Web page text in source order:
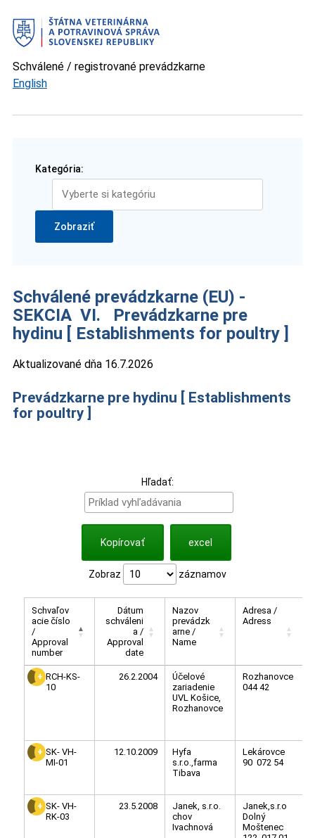
Schválené / registrované prevádzkarne
English
Kategória:
Schválené prevádzkarne (EU) -
SEKCIA VI. Prevádzkarne pre
hydinu [ Establishments for poultry ]
Aktualizované dňa 16.7.2026
Prevádzkarne pre hydinu [ Establishments
for poultry ]
Hľadať:
Kopírovať excel
Zobraz záznamov
Schvaľov
acie číslo
/
Approval
number
Dátum
schváleni
a /
Approval
date
Nazov
prevádzk
arne /
Name
Adresa /
Adress
RCH-KS-
10
26.2.2004
Účelové
zariadenie
UVL Košice,
Rozhanovce
Rozhanovce
044 42
SK- VH-
MI-01
12.10.2009
Hyfa
s.r.o.,farma
Tibava
Lekárovce
90 072 54
SK- VH-
RK-03
23.5.2008
Janek, s.r.o.
chov
Ivachnová
Janek,s.r.o
Dolný
Moštenec